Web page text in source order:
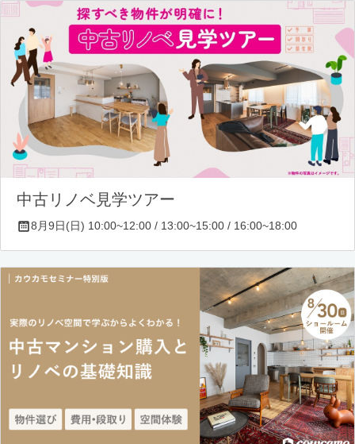
中古リノベ見学ツアー
8月9日(日) 10:00~12:00 / 13:00~15:00 / 16:00~18:00